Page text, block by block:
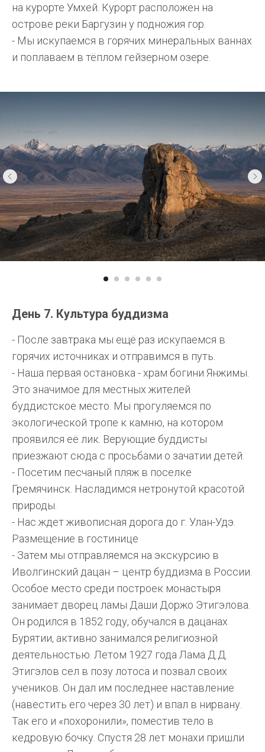
на курорте Умхей. Курорт расположен на
острове реки Баргузин у подножия гор.
- Мы искупаемся в горячих минеральных ваннах
и поплаваем в тёплом гейзерном озере.
День 7. Культура буддизма
- После завтрака мы ещё раз искупаемся в
горячих источниках и отправимся в путь.
- Наша первая остановка - храм богини Янжимы.
Это значимое для местных жителей
буддистское место. Мы прогуляемся по
экологической тропе к камню, на котором
проявился её лик. Верующие буддисты
приезжают сюда с просьбами о зачатии детей.
- Посетим песчаный пляж в поселке
Гремячинск. Насладимся нетронутой красотой
природы.
- Нас ждет живописная дорога до г. Улан-Удэ.
Размещение в гостинице
- Затем мы отправляемся на экскурсию в
Иволгинский дацан – центр буддизма в России.
Особое место среди построек монастыря
занимает дворец ламы Даши Доржо Этигэлова.
Он родился в 1852 году, обучался в дацанах
Бурятии, активно занимался религиозной
деятельностью. Летом 1927 года Лама Д.Д.
Этигэлов сел в позу лотоса и позвал своих
учеников. Он дал им последнее наставление
(навестить его через 30 лет) и впал в нирвану.
Так его и «похоронили», поместив тело в
кедровую бочку. Спустя 28 лет монахи пришли